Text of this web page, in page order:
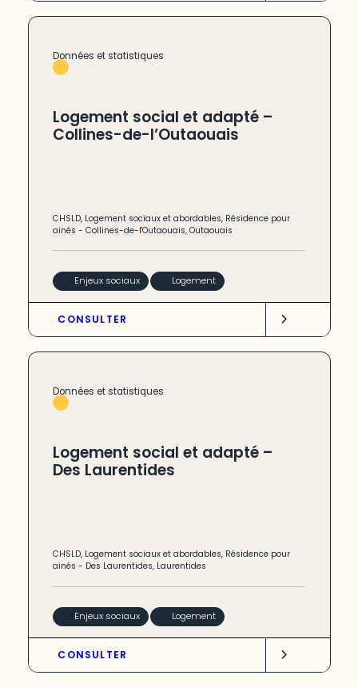
Données et statistiques
Logement social et adapté –
Collines-de-l’Outaouais
CHSLD, Logement sociaux et abordables, Résidence pour
ainés -Collines-de-l'Outaouais,Outaouais
Enjeux sociaux Logement
CONSULTER
Données et statistiques
Logement social et adapté –
Des Laurentides
CHSLD, Logement sociaux et abordables, Résidence pour
ainés - Des Laurentides, Laurentides
Enjeux sociaux Logement
CONSULTER